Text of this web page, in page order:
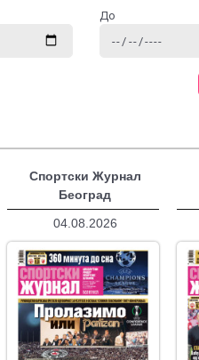
До
Спортски Журнал
Београд
04.08.2026